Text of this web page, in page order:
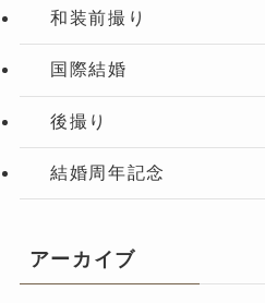
和装前撮り
国際結婚
後撮り
結婚周年記念
アーカイブ